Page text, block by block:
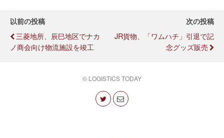
以前の投稿
三菱地所、辰巳地区でナカ
ノ商会向け物流施設を竣工
次の投稿
JR貨物、「ワムハチ」引退で記
念グッズ販売
© LOGISTICS TODAY